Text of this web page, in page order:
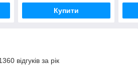
Купити
відгуків за рік